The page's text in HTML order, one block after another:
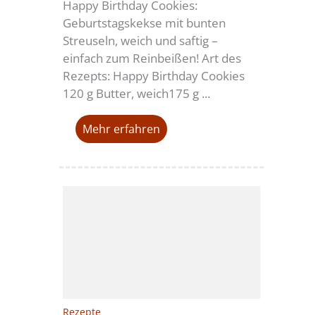
Happy Birthday Cookies:
Geburtstagskekse mit bunten
Streuseln, weich und saftig –
einfach zum Reinbeißen! Art des
Rezepts: Happy Birthday Cookies
120 g Butter, weich175 g ...
Mehr erfahren
Rezepte